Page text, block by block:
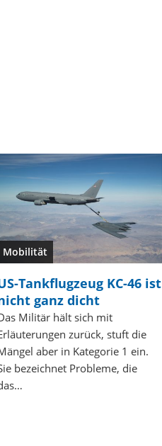
Mobilität
Tankflugzeug KC-46 ist
ganz dicht
Militär hält sich mit
zurück, stuft die
aber in Kategorie 1 ein.
bezeichnet Probleme, die